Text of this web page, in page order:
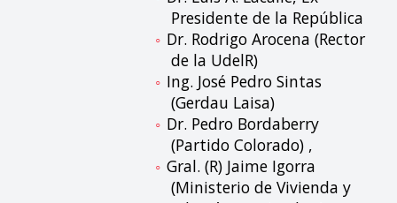
Presidente de la República
Dr. Rodrigo Arocena (Rector
de la UdelR)
Ing. José Pedro Sintas
(Gerdau Laisa)
Dr. Pedro Bordaberry
(Partido Colorado) ,
Gral. (R) Jaime Igorra
(Ministerio de Vivienda y